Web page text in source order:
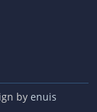
by enuis